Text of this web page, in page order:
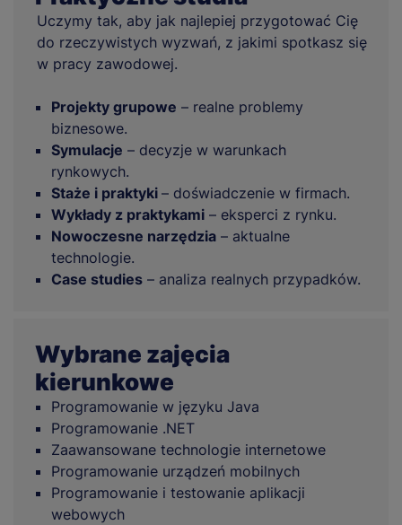
Uczymy tak, aby jak najlepiej przygotować Cię
do rzeczywistych wyzwań, z jakimi spotkasz się
w pracy zawodowej.
Projekty grupowe – realne problemy
biznesowe.
Symulacje – decyzje w warunkach
rynkowych.
Staże i praktyki – doświadczenie w firmach.
Wykłady z praktykami – eksperci z rynku.
Nowoczesne narzędzia – aktualne
technologie.
Case studies – analiza realnych przypadków.
Wybrane zajęcia
kierunkowe
Programowanie w języku Java
Programowanie .NET
Zaawansowane technologie internetowe
Programowanie urządzeń mobilnych
Programowanie i testowanie aplikacji
webowych